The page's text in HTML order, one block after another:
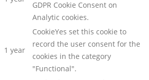
GDPR Cookie Consent on
Analytic cookies.
1 year
CookieYes set this cookie to
record the user consent for the
cookies in the category
"Functional".